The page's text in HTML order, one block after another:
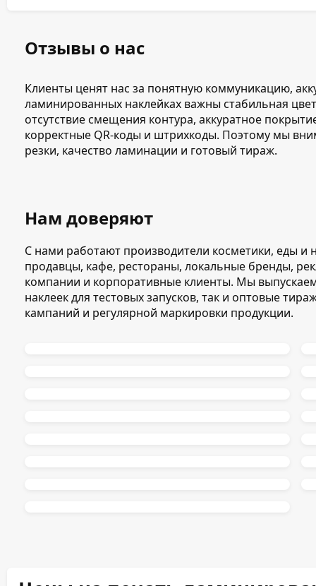
Отзывы о нас
Клиенты ценят нас за понятную коммуникацию,
ламинированных наклейках важны стабильная
отсутствие смещения контура, аккуратное
корректные QR-коды и штрихкоды. Поэтому мы
резки, качество ламинации и готовый тираж.
Нам доверяют
С нами работают производители косметики, еды и
продавцы, кафе, рестораны, локальные бренды,
компании и корпоративные клиенты. Мы
наклеек для тестовых запусков, так и оптовые
кампаний и регулярной маркировки продукции.